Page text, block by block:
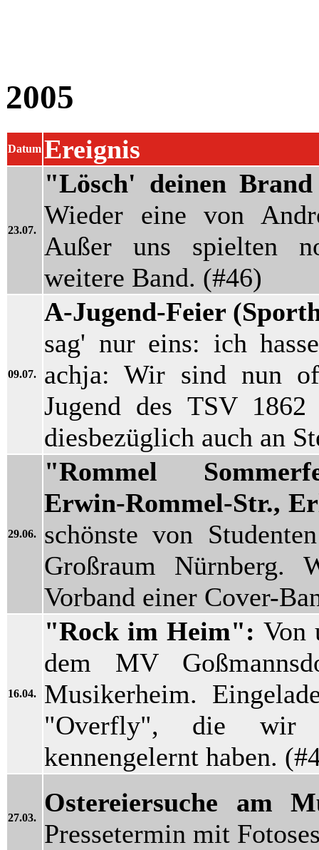
2005
Datum Ereignis
23.07.
"Lösch' deinen
Wieder eine von
Außer uns spielten
weitere Band. (#46)
09.07.
A-Jugend-Feier
sag' nur eins: ich
achja: Wir sind nun
Jugend des TSV
diesbezüglich auch an
29.06.
"Rommel
Erwin-Rommel-Str.,
schönste von
Großraum Nürnberg.
Vorband einer Cover-
16.04.
"Rock im Heim": Von
dem MV
Musikerheim.
"Overfly", die wir
kennengelernt haben.
27.03.
Ostereiersuche am
Pressetermin mit